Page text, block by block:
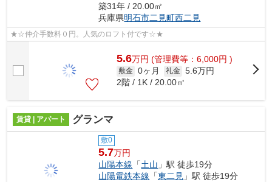
築31年 / 20.00㎡
兵庫県明石市二見町西二見
★☆仲介手数料０円。人気のロフト付です☆★
5.6万円 (管理費等：6,000円 )
敷金 0ヶ月 礼金 5.6万円
2階 / 1K / 20.00㎡
賃貸 | アパート グランマ
敷0
5.7万円
山陽本線 「土山 」駅 徒歩19分
山陽電鉄本線 「東二見 」駅 徒歩19分